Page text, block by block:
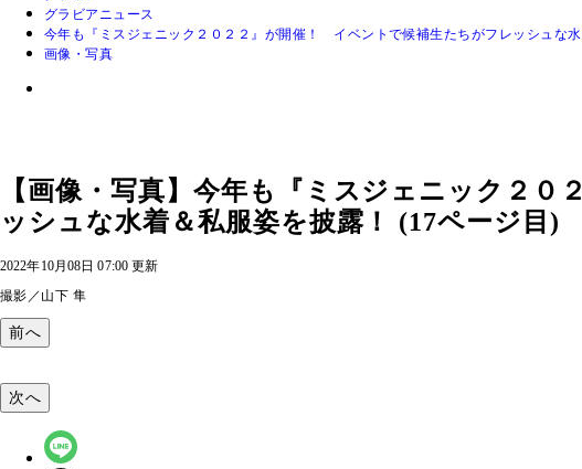
グラビアニュース
今年も『ミスジェニック２０２２』が開催！ イベントで候補生たちがフレッシュな水
画像・写真
【画像・写真】今年も『ミスジェニック２
ッシュな水着＆私服姿を披露！ (17ページ目)
2022年10月08日 07:00 更新
撮影／山下 隼
前へ
次へ